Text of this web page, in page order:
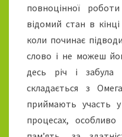
повноцінної
відомий стан в кінці
коли починає
слово і не можеш
десь річ і
складається з
приймають участь
процесах,